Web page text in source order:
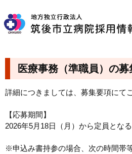
医療事務（準職員）の募
詳細につきましては、募集要項にて
【応募期間】
2026年5月18日（月）から定員とな
※申込み書持参の場合、次の時間帯